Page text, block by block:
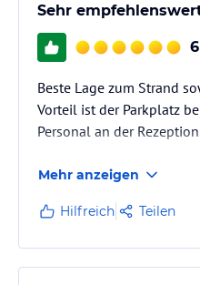
Sehr
6
Beste Lage zum Strand
Vorteil ist der Parkplatz
Personal an der
Mehr anzeigen
Hilfreich Teilen